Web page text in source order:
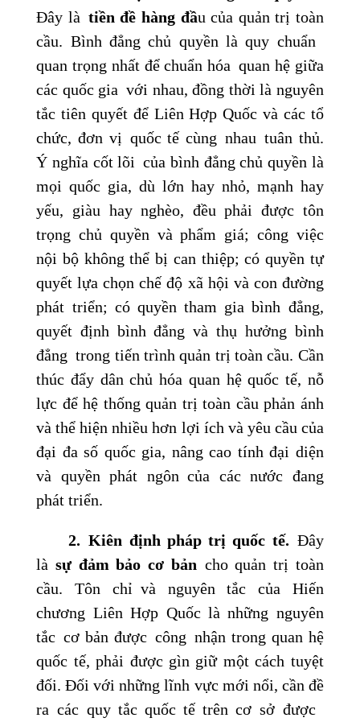
Đây là tiền đề hàng đầu của quản trị toàn
cầu. Bình đẳng chủ quyền là quy chuẩn
quan trọng nhất để chuẩn hóa quan hệ giữa
các quốc gia với nhau, đồng thời là nguyên
tắc tiên quyết để Liên Hợp Quốc và các tổ
chức, đơn vị quốc tế cùng nhau tuân thủ.
Ý nghĩa cốt lõi của bình đẳng chủ quyền là
mọi quốc gia, dù lớn hay nhỏ, mạnh hay
yếu, giàu hay nghèo, đều phải được tôn
trọng chủ quyền và phẩm giá; công việc
nội bộ không thể bị can thiệp; có quyền tự
quyết lựa chọn chế độ xã hội và con đường
phát triển; có quyền tham gia bình đẳng,
quyết định bình đẳng và thụ hưởng bình
đẳng trong tiến trình quản trị toàn cầu. Cần
thúc đẩy dân chủ hóa quan hệ quốc tế, nỗ
lực để hệ thống quản trị toàn cầu phản ánh
và thể hiện nhiều hơn lợi ích và yêu cầu của
đại đa số quốc gia, nâng cao tính đại diện
và quyền phát ngôn của các nước đang
phát triển.
2.Kiên định pháp trị quốc tế. Đây
làsự đảm bảo cơ bản cho quản trị toàn
cầu. Tôn chỉ và nguyên tắc của Hiến
chương Liên Hợp Quốc là những nguyên
tắc cơ bản được công nhận trong quan hệ
quốc tế, phải được gìn giữ một cách tuyệt
đối. Đối với những lĩnh vực mới nổi, cần đề
ra các quy tắc quốc tế trên cơ sở được